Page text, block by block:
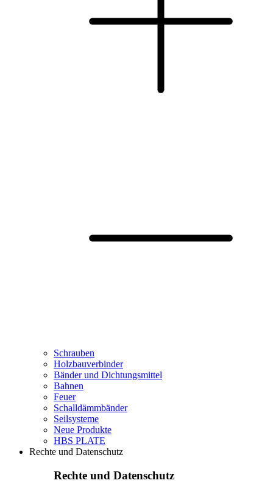
Schrauben
Holzbauverbinder
Bänder und Dichtungsmittel
Bahnen
Feuer
Schalldämmbänder
Seilsysteme
Neue Produkte
HBS PLATE
Rechte und Datenschutz
Rechte und Datenschutz